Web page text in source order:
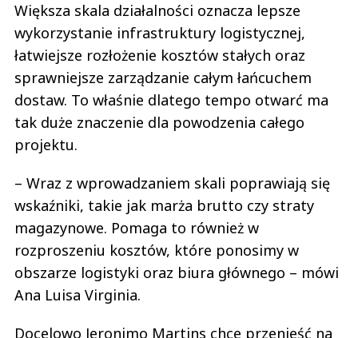
Większa skala działalności oznacza lepsze
wykorzystanie infrastruktury logistycznej,
łatwiejsze rozłożenie kosztów stałych oraz
sprawniejsze zarządzanie całym łańcuchem
dostaw. To właśnie dlatego tempo otwarć ma
tak duże znaczenie dla powodzenia całego
projektu.
– Wraz z wprowadzaniem skali poprawiają się
wskaźniki, takie jak marża brutto czy straty
magazynowe. Pomaga to również w
rozproszeniu kosztów, które ponosimy w
obszarze logistyki oraz biura głównego – mówi
Ana Luisa Virginia.
Docelowo Jeronimo Martins chce przenieść na